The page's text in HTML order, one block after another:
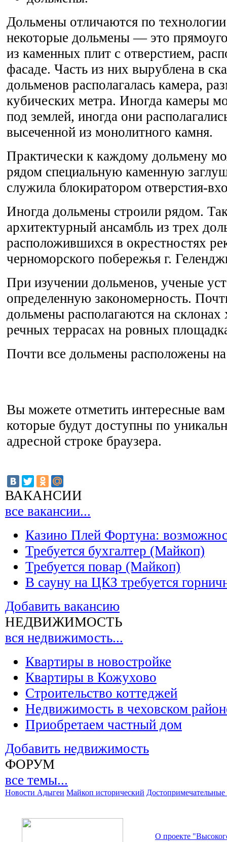
Дольмены отличаются по
некоторые дольмены — это
из каменных плит с отверстием,
фасаде. Часть из них вырублена в
дольменов располагалась камера,
кубических метра. Иногда камеры
под землей, иногда они
высеченной из монолитного камня.
Практически к каждому дольмену
рядом специальную каменную
служила блокиратором отверстия-
Иногда дольмены строили рядом.
архитектурный ансамбль из трех
расположившихся в окрестностях
черноморского побережья г.
При изучении дольменов, ученые
определенную закономерность.
дольмены располагаются на
речных террасах на ровных
Почти все дольмены расположены
Вы можете отметить интересные
которые будут доступны по
адресной строке браузера.
ВАКАНСИИ
все вакансии...
Казино Плей Фортуна:
Требуется бухгалтер (Майкоп)
Требуется повар (Майкоп)
В сауну на ЦКЗ требуется
Добавить вакансию
НЕДВИЖИМОСТЬ
вся недвижимость...
Квартиры в новостройке
Квартиры в Кожухово
Строительство коттеджей
Недвижимость в чеховском
Приобретаем частный дом
Добавить недвижимость
ФОРУМ
все темы...
Новости Адыгеи Майкоп исторический Достопримечательные
О проекте